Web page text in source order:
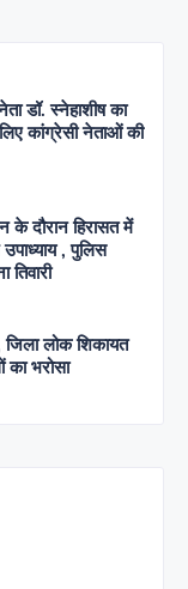
डॉ. स्नेहाशीष का
कांग्रेसी नेताओं की
के दौरान हिरासत में
, पुलिस
तिवारी
जिला लोक शिकायत
का भरोसा